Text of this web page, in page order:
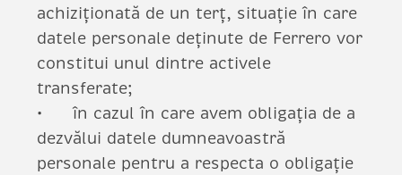
achiziționată de un terț, situație în care
datele personale deținute de Ferrero vor
constitui unul dintre activele
transferate;
în cazul în care avem obligația de a
dezvălui datele dumneavoastră
personale pentru a respecta o obligație